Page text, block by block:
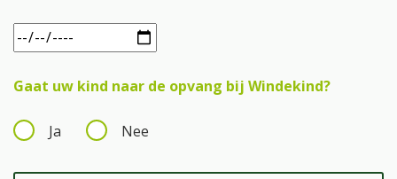
Gaat uw kind naar de opvang bij Windekind?
Ja Nee